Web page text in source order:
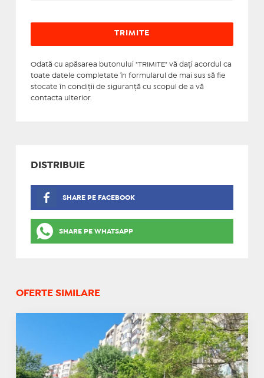
Odată cu apăsarea butonului "TRIMITE" vă daţi acordul ca
toate datele completate în formularul de mai sus să fie
stocate în condiţii de siguranţă cu scopul de a vă
contacta ulterior.
DISTRIBUIE
SHARE PE FACEBOOK
SHARE PE WHATSAPP
OFERTE SIMILARE